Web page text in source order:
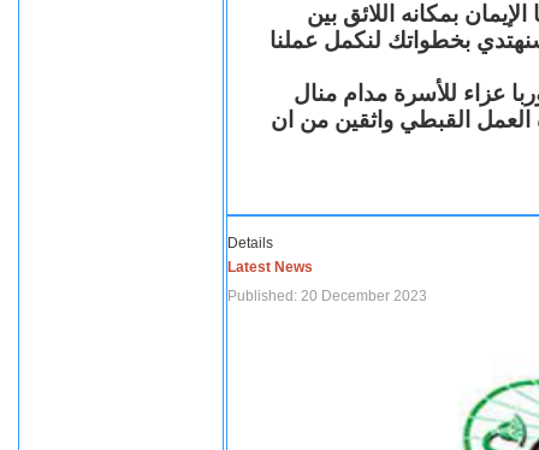
بمكانه اللائق بين
بخطواتك لنكمل عملنا
عزاء للأسرة مدام منال
العمل القبطي واثقين من ان
Details
Latest News
Published: 20 December 2023